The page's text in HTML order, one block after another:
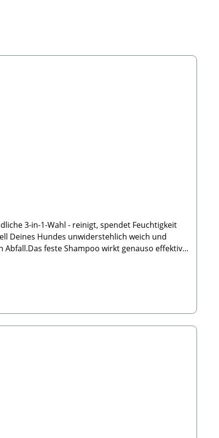
3-in-1-Wahl - reinigt, spendet Feuchtigkeit
Deines Hundes unwiderstehlich weich und
Abfall.Das feste Shampoo wirkt genauso effektiv
werden & ist zu 100 % Vegan. Alle Pet Head-
B.V.Staringstraat 28H 1054VR
1x Pet Head Shampoo Bar (Hundeseife) 85g